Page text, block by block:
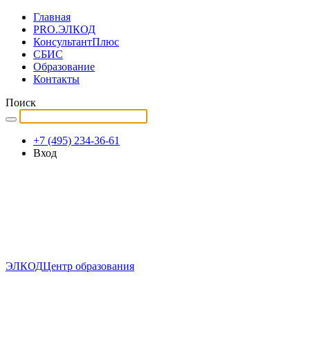
Главная
PRO.ЭЛКОД
КонсультантПлюс
СБИС
Образование
Контакты
Поиск
+7 (495) 234-36-61
Вход
ЭЛКОДЦентр образования